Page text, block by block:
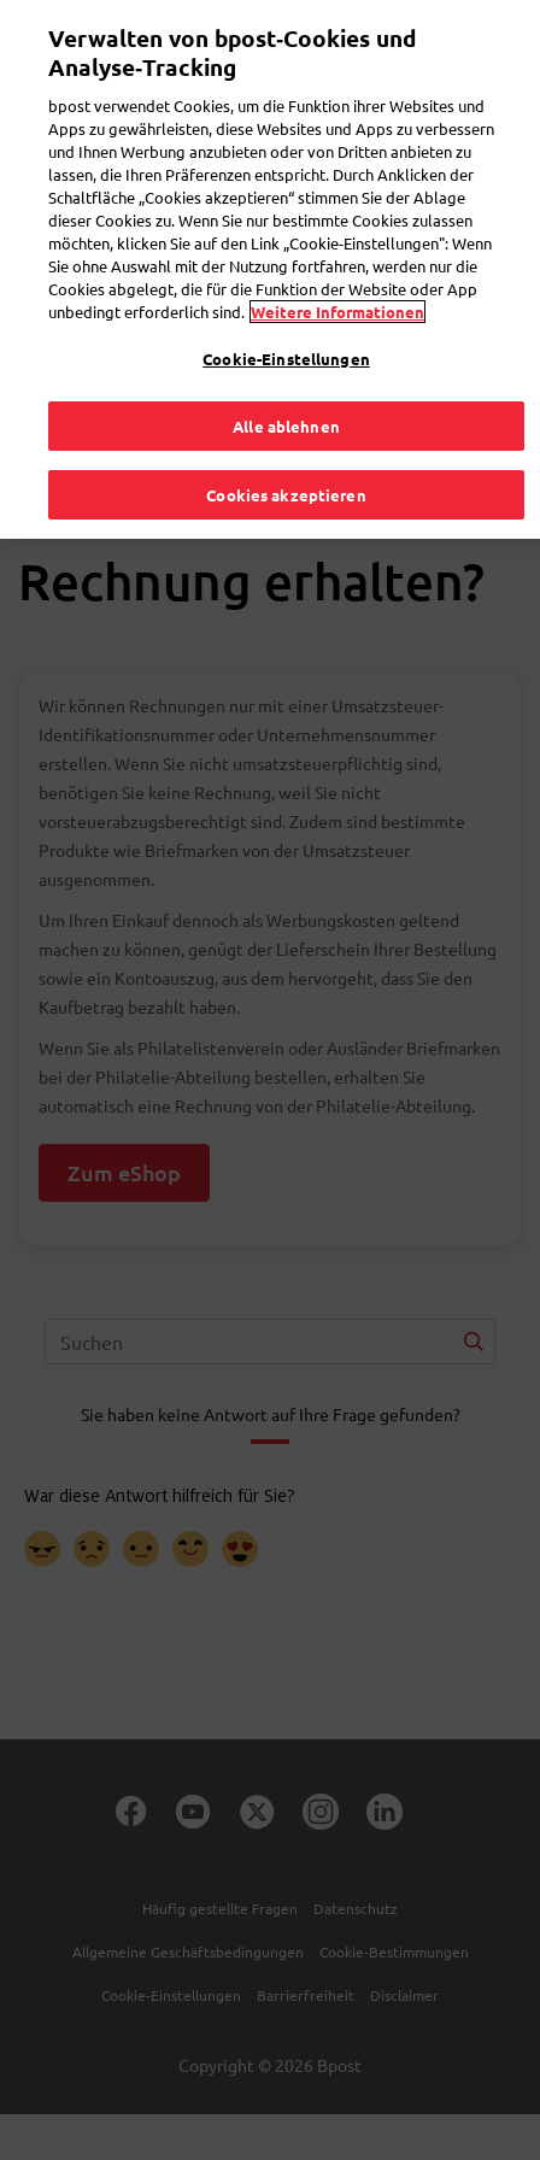
Toggle navigation
eShop
Ich bin selbstständig
und habe keine
Umsatzsteuer-
Wie kann ich eine
Rechnung erhalten?
Wir können Rechnungen nur mit einer Umsatzsteuer-
Identifikationsnummer oder Unternehmensnummer
erstellen. Wenn Sie nicht umsatzsteuerpflichtig sind,
benötigen Sie keine Rechnung, weil Sie nicht
vorsteuerabzugsberechtigt sind. Zudem sind bestimmte
Produkte wie Briefmarken von der Umsatzsteuer
ausgenommen.
Um Ihren Einkauf dennoch als Werbungskosten geltend
machen zu können, genügt der Lieferschein Ihrer Bestellung
sowie ein Kontoauszug, aus dem hervorgeht, dass Sie den
Kaufbetrag bezahlt haben.
Wenn Sie als Philatelistenverein oder Ausländer Briefmarken
bei der Philatelie-Abteilung bestellen, erhalten Sie
automatisch eine Rechnung von der Philatelie-Abteilung.
Zum eShop
Sie haben keine Antwort auf Ihre Frage gefunden?
Häufig gestellte Fragen Datenschutz
Allgemeine Geschäftsbedingungen Cookie-Bestimmungen
Cookie-Einstellungen Barrierfreiheit Disclaimer
Copyright © 2026 Bpost
Verwalten von bpost‑Cookies und
Analyse‑Tracking
bpost verwendet Cookies, um die Funktion ihrer Websites und
Apps zu gewährleisten, diese Websites und Apps zu verbessern
und Ihnen Werbung anzubieten oder von Dritten anbieten zu
lassen, die Ihren Präferenzen entspricht. Durch Anklicken der
Schaltfläche „Cookies akzeptieren“ stimmen Sie der Ablage
dieser Cookies zu. Wenn Sie nur bestimmte Cookies zulassen
möchten, klicken Sie auf den Link „Cookie-Einstellungen": Wenn
Sie ohne Auswahl mit der Nutzung fortfahren, werden nur die
Cookies abgelegt, die für die Funktion der Website oder App
unbedingt erforderlich sind. Weitere Informationen
Cookie-Einstellungen
Alle ablehnen
Cookies akzeptieren